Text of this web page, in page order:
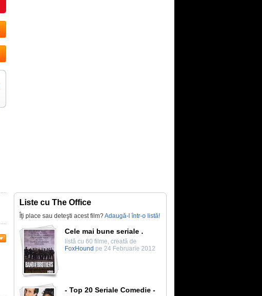
Liste cu The Office
Îţi place sau deteşti acest film?Adaugă-l într-o listă!
Cele mai bune seriale .
listă cu 60 filme, creată de
FoxHound pe 24 Februarie 2012
- Top 20 Seriale Comedie -